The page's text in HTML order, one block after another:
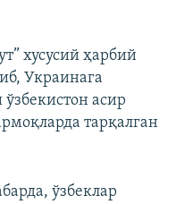
хусусий ҳарбий
Украинага
асир
тарқалган
ўзбеклар